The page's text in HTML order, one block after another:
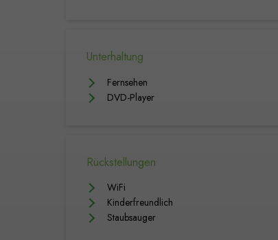
Unterhaltung
Fernsehen
DVD-Player
Rückstellungen
WiFi
Kinderfreundlich
Staubsauger